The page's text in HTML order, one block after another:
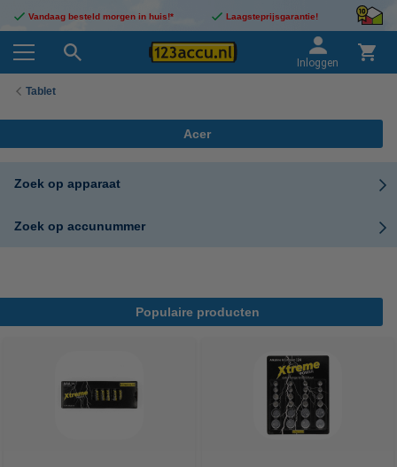
Vandaag besteld morgen in huis!* Laagsteprijsgarantie!
Inloggen
Tablet
Acer
Zoek op apparaat
Zoek op accunummer
Populaire producten